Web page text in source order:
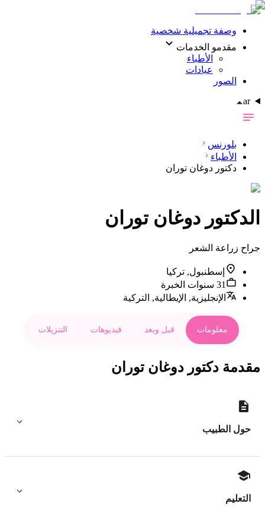
وصفة تجميلية شخصية
مقدمو الخدمات
الأطباء
عيادات
الصور
ar
بلورنس
الأطباء
دكتور دوغان توران
الدکتور دوغان توران
جراح زراعة الشعر
إسطنبول, تركيا
31 سنوات الخبرة
الإنجليزية, الإيطالية, التركية
معلومات قبل وبعد فيديوهات التنزيلات
مقدمة دكتور دوغان توران
حول الطبيب
التعليم